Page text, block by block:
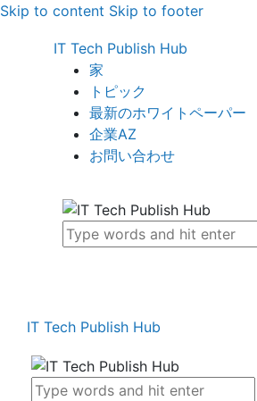
Skip to content Skip to footer
IT Tech Publish Hub
家
トピック
最新のホワイトペーパー
企業AZ
お問い合わせ
IT Tech Publish Hub